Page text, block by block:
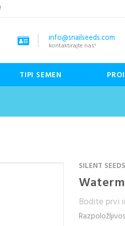
info@snailseeds.com
kontaktirajte nas!
TIPI SEMEN
SILENT SEEDS
Bodite prvi